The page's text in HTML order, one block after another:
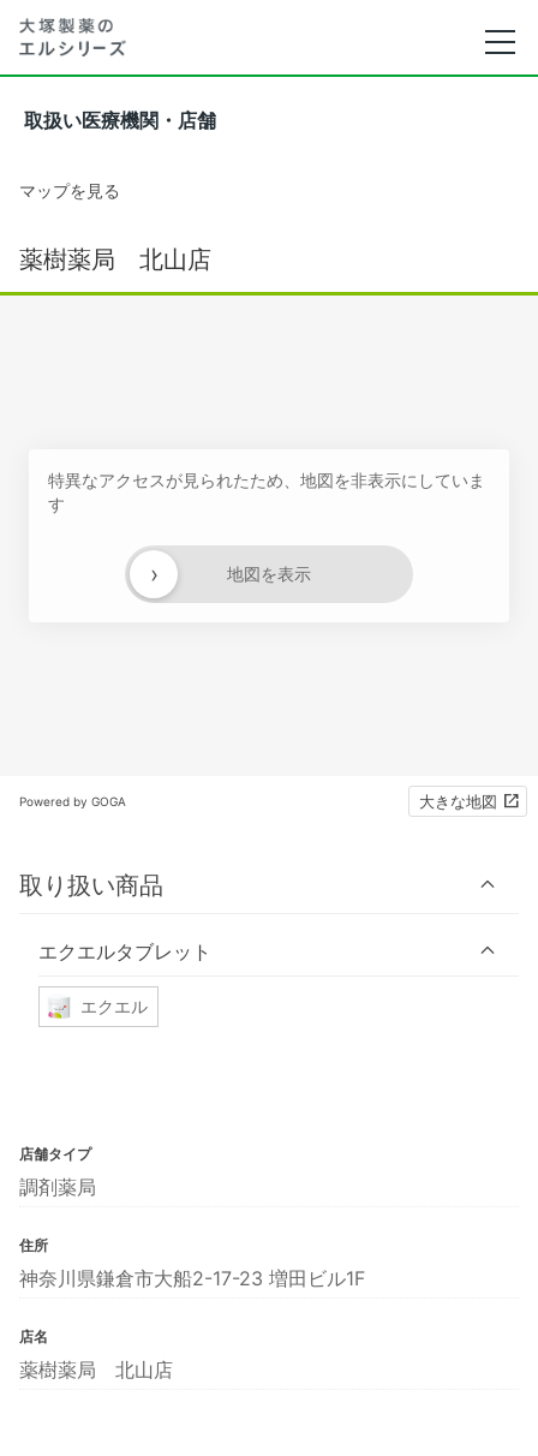
取扱い医療機関・店舗
マップを見る
薬樹薬局 北山店
特異なアクセスが見られたため、地図を非表示にしていま
す
地図を表示
›
Powered by GOGA 大きな地図
取り扱い商品
エクエルタブレット
エクエル
店舗タイプ
調剤薬局
住所
神奈川県鎌倉市大船2-17-23 増田ビル1F
店名
薬樹薬局 北山店